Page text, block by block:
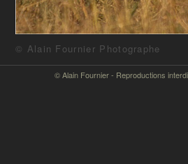
© Alain Fournier Photographe
© Alain Fournier - Reproductions